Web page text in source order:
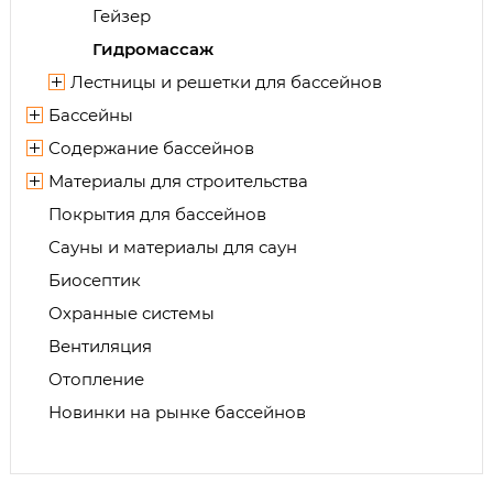
Гейзер
Гидромассаж
Лестницы и решетки для бассейнов
Бассейны
Содержание бассейнов
Материалы для строительства
Покрытия для бассейнов
Сауны и материалы для саун
Биосептик
Охранные системы
Вентиляция
Отопление
Новинки на рынке бассейнов